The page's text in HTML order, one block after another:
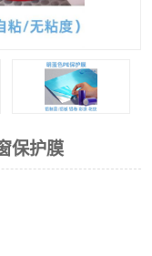
保护膜
胶保护膜
性隔离膜